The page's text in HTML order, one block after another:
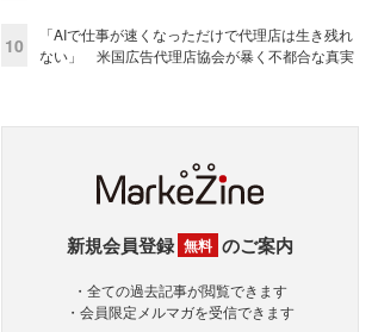
10
「AIで仕事が速くなっただけで代理店は生き残れ
ない」 米国広告代理店協会が暴く不都合な真実
新規会員登録 無料 のご案内
・全ての過去記事が閲覧できます
・会員限定メルマガを受信できます